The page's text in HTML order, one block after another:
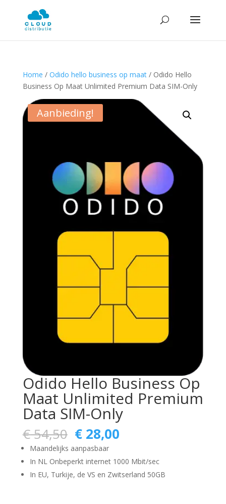
Home / Odido hello business op maat/ Odido Hello
Business Op Maat Unlimited Premium Data SIM-Only
Aanbieding!
Odido Hello Business Op
Maat Unlimited Premium
Data SIM-Only
€54,50 Oorspronkelijke
prijs
was:
€ 54,50.
€28,00Huidige
is:
€ 28,00.
Maandelijks aanpasbaar
In NL Onbeperkt internet 1000 Mbit/sec
In EU, Turkije, de VS en Zwitserland 50GB